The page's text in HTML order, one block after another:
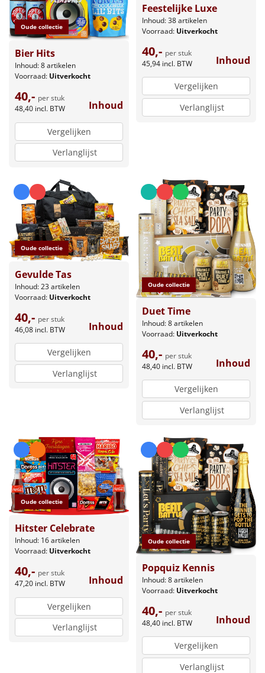
Oude collectie
Bier Hits
Inhoud: 8 artikelen
Voorraad: Uitverkocht
40,- per stuk
48,40 incl. BTW Inhoud
Vergelijken
Verlanglijst
Feestelijke Luxe
Inhoud: 38 artikelen
Voorraad: Uitverkocht
40,- per stuk
45,94 incl. BTW Inhoud
Vergelijken
Verlanglijst
Oude collectie
Gevulde Tas
Inhoud: 23 artikelen
Voorraad: Uitverkocht
40,- per stuk
46,08 incl. BTW Inhoud
Vergelijken
Verlanglijst
Oude collectie
Duet Time
Inhoud: 8 artikelen
Voorraad: Uitverkocht
40,- per stuk
48,40 incl. BTW Inhoud
Vergelijken
Verlanglijst
Oude collectie
Hitster Celebrate
Inhoud: 16 artikelen
Voorraad: Uitverkocht
40,- per stuk
47,20 incl. BTW Inhoud
Vergelijken
Verlanglijst
Oude collectie
Popquiz Kennis
Inhoud: 8 artikelen
Voorraad: Uitverkocht
40,- per stuk
48,40 incl. BTW Inhoud
Vergelijken
Verlanglijst